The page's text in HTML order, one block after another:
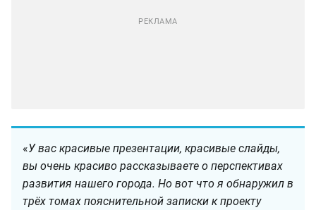
«У вас красивые презентации, красивые слайды,
вы очень красиво рассказываете о перспективах
развития нашего города. Но вот что я обнаружил в
трёх томах пояснительной записки к проекту